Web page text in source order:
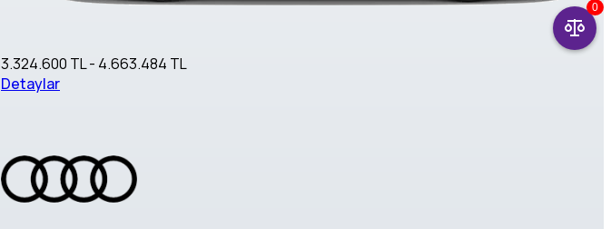
3.324.600 TL - 4.663.484 TL
Detaylar
0